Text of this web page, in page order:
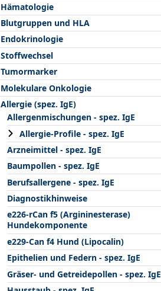
Hämatologie
Blutgruppen und HLA
Endokrinologie
Stoffwechsel
Tumormarker
Molekulare Onkologie
Allergie (spez. IgE)
Allergenmischungen - spez. IgE
Allergie-Profile - spez. IgE
Arzneimittel - spez. IgE
Baumpollen - spez. IgE
Berufsallergene - spez. IgE
Diagnostikhinweise
e226-rCan f5 (Argininesterase)
Hundekomponente
e229-Can f4 Hund (Lipocalin)
Epithelien und Federn - spez. IgE
Gräser- und Getreidepollen - spez. IgE